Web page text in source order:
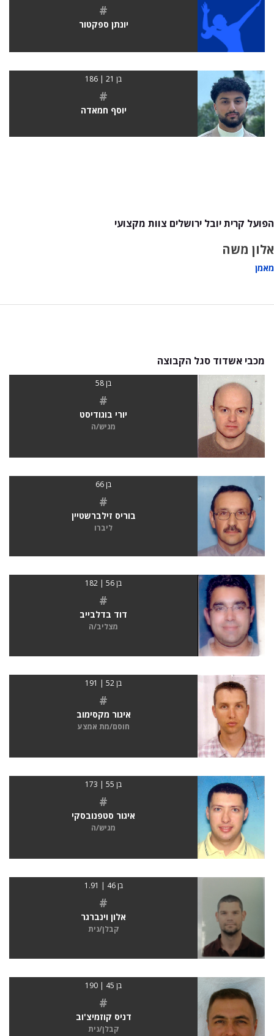
#
יונתן ספקטור
בן 21 | 186
#
יוסף חמאדה
הפועל קרית יובל ירושלים צוות מקצועי
אלון משה
מאמן
מכבי אשדוד סגל הקבוצה
בן 58
#
יורי בוגודיסט
מגיש/ה
בן 66
#
בוריס זילברשטיין
ליברו
בן 56 | 182
#
דוד בדלבייב
מצליב/ה
בן 52 | 191
#
איגור מקסימוב
חוסם/מת אמצע
בן 55 | 173
#
איגור סטפנובסקי
מגיש/ה
בן 46 | 1.91
#
אלון וינברגר
קבלן/נית
בן 45 | 190
#
דניס קוזמיצ'וב
קבלן/נית